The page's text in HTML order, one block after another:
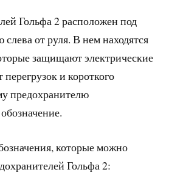
Гольфа 2 расположен под
от руля. В нем находятся
защищают электрические
и короткого
предохранителю
которые можно
Гольфа 2: